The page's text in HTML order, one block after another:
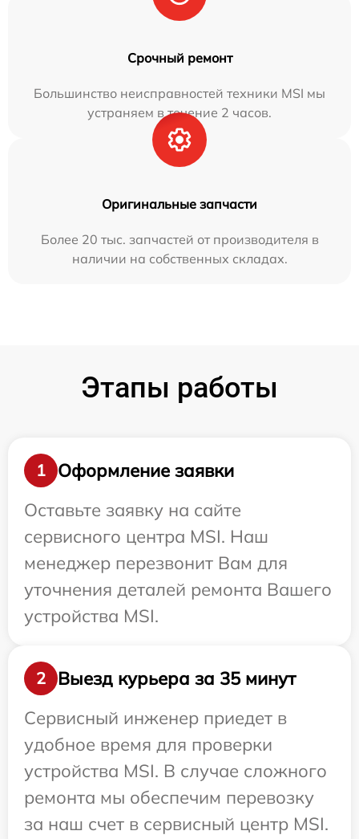
Срочный ремонт
Большинство неисправностей техники MSI мы
устраняем в течение 2 часов.
Оригинальные запчасти
Более 20 тыс. запчастей от производителя в
наличии на собственных складах.
Этапы работы
1
Оформление заявки
Оставьте заявку на сайте
сервисного центра MSI. Наш
менеджер перезвонит Вам для
уточнения деталей ремонта Вашего
устройства MSI.
2
Выезд курьера за 35 минут
Сервисный инженер приедет в
удобное время для проверки
устройства MSI. В случае сложного
ремонта мы обеспечим перевозку
за наш счет в сервисный центр MSI.